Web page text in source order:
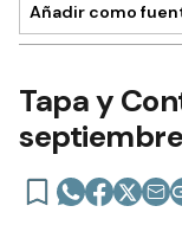
Añadir como
Tapa y